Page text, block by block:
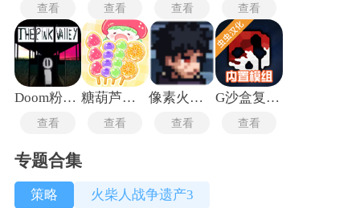
查看 查看 查看 查看
Doom粉红谷模组
查看
糖葫芦达人中文版
查看
像素火影次世代最新版
查看
G沙盒复仇汉化版
查看
专题合集
策略 火柴人战争遗产3